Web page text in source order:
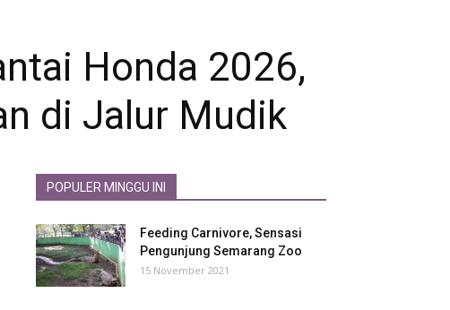
Honda 2026,
di Jalur Mudik
POPULER MINGGU INI
Feeding Carnivore, Sensasi
Pengunjung Semarang Zoo
15 November 2021